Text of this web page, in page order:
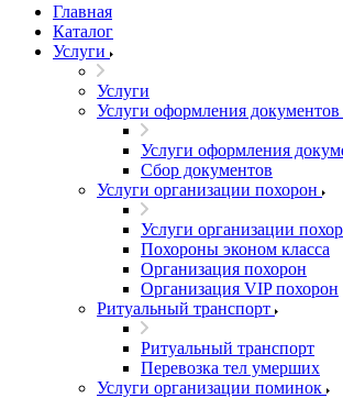
Главная
Каталог
Услуги
Услуги
Услуги оформления документов
Услуги оформления
Сбор документов
Услуги организации похорон
Услуги организации
Похороны эконом класса
Организация похорон
Организация VIP похорон
Ритуальный транспорт
Ритуальный транспорт
Перевозка тел умерших
Услуги организации поминок